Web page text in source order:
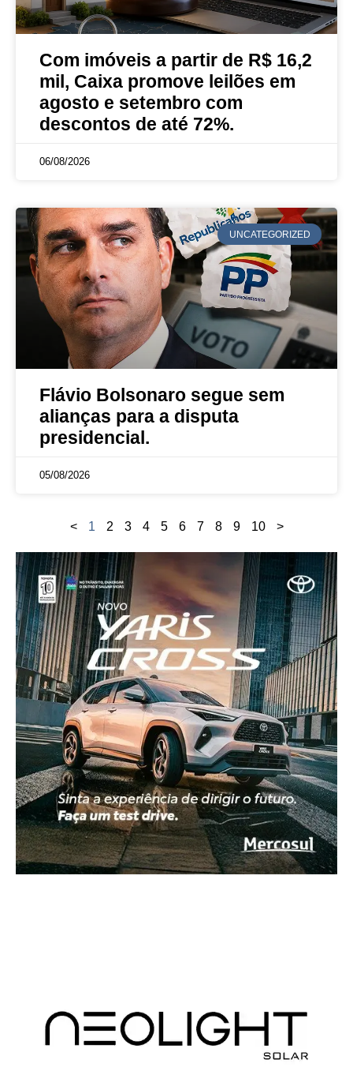
Com imóveis a partir de R$ 16,2
mil, Caixa promove leilões em
agosto e setembro com
descontos de até 72%.
06/08/2026
UNCATEGORIZED
Flávio Bolsonaro segue sem
alianças para a disputa
presidencial.
05/08/2026
< 1 2 3 4 5 6 7 8 9 10 >